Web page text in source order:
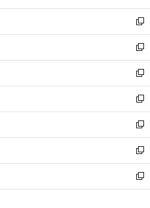
開
く
ン
ド
ウ
で
開
く
ウ
ィ
ン
ド
ウ
で
開
く
し
い
ウ
ィ
ン
ド
ウ
で
開
く
新
し
い
ウ
ィ
ン
ド
ウ
で
開
く
新
し
い
ウ
ィ
ン
ド
ウ
で
開
く
新
し
い
ウ
ィ
ン
ド
ウ
で
開
新
し
い
ウ
ィ
ン
ド
ウ
新
し
い
ウ
ィ
ン
新
し
い
ウ
新
し